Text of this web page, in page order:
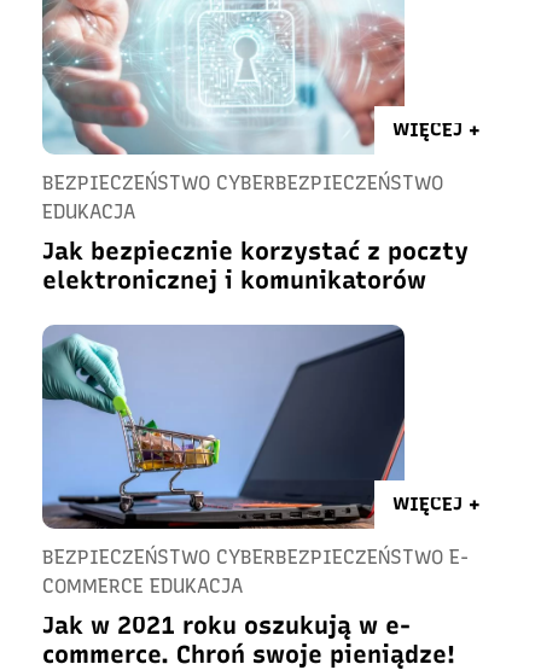
WIĘCEJ +
BEZPIECZEŃSTWO CYBERBEZPIECZEŃSTWO
EDUKACJA
Jak bezpiecznie korzystać z poczty
elektronicznej i komunikatorów
WIĘCEJ +
BEZPIECZEŃSTWO CYBERBEZPIECZEŃSTWO E-
COMMERCE EDUKACJA
Jak w 2021 roku oszukują w e-
commerce. Chroń swoje pieniądze!